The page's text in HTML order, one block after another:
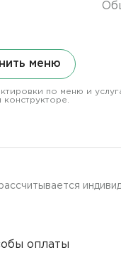
меню
по меню и
конструкторе.
оплаты